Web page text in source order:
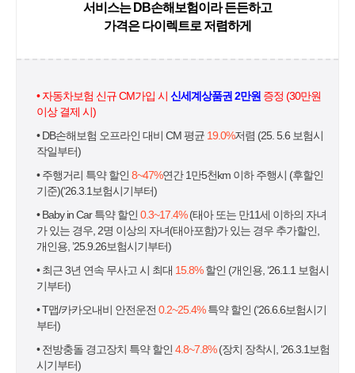
서비스는 DB손해보험이라 든든하고
가격은 다이렉트로 저렴하게
• 자동차보험 신규 CM가입 시 신세계상품권 2만원 증정 (30만원
이상 결제 시)
• DB손해보험 오프라인 대비 CM 평균 19.0%저렴 (25. 5.6 보험시
작일부터)
• 주행거리 특약 할인 8~47%연간 1만5천km 이하 주행시 (후할인
기준)(‘26.3.1보험시기부터)
• Baby in Car 특약 할인 0.3~17.4%(태아 또는 만11세 이하의 자녀
가 있는 경우, 2명 이상의 자녀(태아포함)가 있는 경우 추가할인,
개인용, ’25.9.26보험시기부터)
• 최근 3년 연속 무사고 시 최대 15.8%할인 (개인용, ‘26.1.1 보험시
기부터)
• T맵/카카오내비 안전운전 0.2~25.4%특약 할인 (‘26.6.6보험시기
부터)
• 전방충돌 경고장치 특약 할인 4.8~7.8%(장치 장착시, ‘26.3.1보험
시기부터)